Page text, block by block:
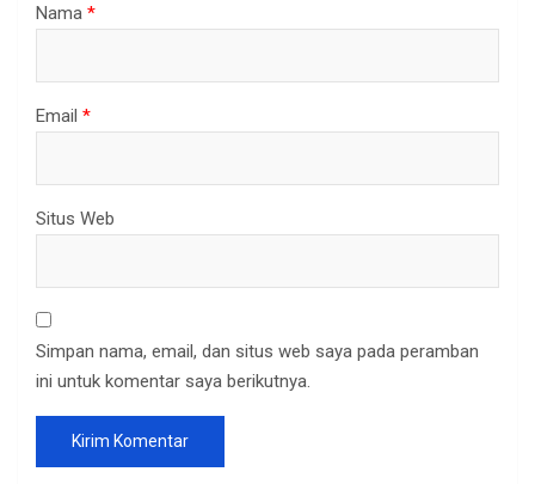
Nama *
Email *
Situs Web
Simpan nama, email, dan situs web saya pada peramban
ini untuk komentar saya berikutnya.